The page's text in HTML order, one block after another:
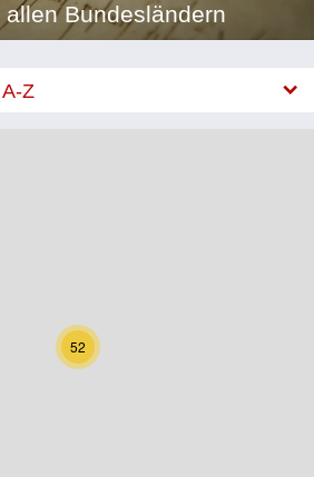
Bundesländern
A-Z
Niederösterreich
Oberösterreich
52